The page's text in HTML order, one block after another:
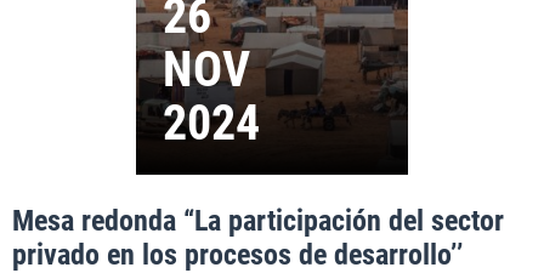
Mesa redonda “La participación del sector
privado en los procesos de desarrollo’’